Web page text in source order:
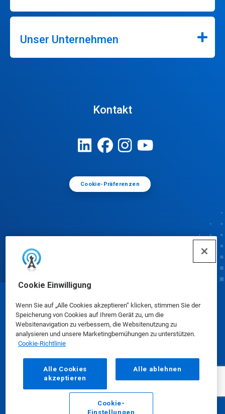
Cookie Einwilligung
Wenn Sie auf „Alle Cookies akzeptieren“ klicken, stimmen Sie der
Speicherung von Cookies auf Ihrem Gerät zu, um die
Websitenavigation zu verbessern, die Websitenutzung zu
analysieren und unsere Marketingbemühungen zu unterstützen.
Cookie-Richtlinie
Alle Cookies
akzeptieren
Alle ablehnen
Cookie-
Einstellungen
Unser Unternehmen
Kontakt
Cookie-Präferenzen
© Ecolab Inc. 2025
Sicherheitsdatenblätter|Datenschutzrichtlinie